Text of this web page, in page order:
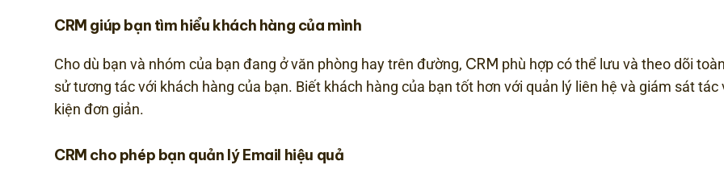
CRM giúp bạn tìm hiểu khách hàng của mình
Cho dù bạn và nhóm của bạn đang ở văn phòng hay trên đường, CRM phù hợp có thể lưu và theo dõi
sử tương tác với khách hàng của bạn. Biết khách hàng của bạn tốt hơn với quản lý liên hệ và giám sát tác
kiện đơn giản.
CRM cho phép bạn quản lý Email hiệu quả